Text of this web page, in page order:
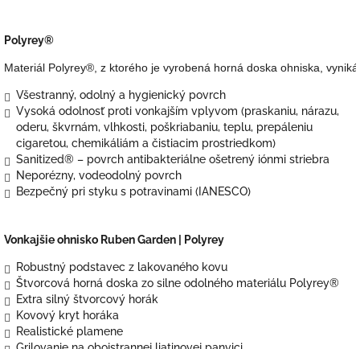
Polyrey®
Materiál Polyrey®, z ktorého je vyrobená horná doska ohniska,
Všestranný, odolný a hygienický povrch
Vysoká odolnosť proti vonkajším vplyvom (praskaniu, nárazu,
oderu, škvrnám, vlhkosti, poškriabaniu, teplu, prepáleniu
cigaretou, chemikáliám a čistiacim prostriedkom)
Sanitized® – povrch antibakteriálne ošetrený iónmi striebra
Neporézny, vodeodolný povrch
Bezpečný pri styku s potravinami (IANESCO)
Vonkajšie ohnisko Ruben Garden | Polyrey
Robustný podstavec z lakovaného kovu
Štvorcová horná doska zo silne odolného materiálu Polyrey®
Extra silný štvorcový horák
Kovový kryt horáka
Realistické plamene